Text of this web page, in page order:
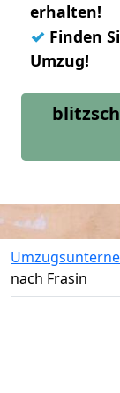
erhalten!
✓ Finden
Umzug!
nach Frasin